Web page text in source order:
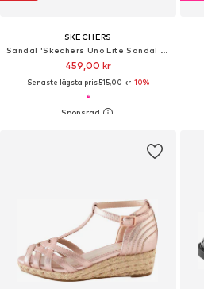
SKECHERS
Sandal 'Skechers Uno Lite Sandal - Sunny Stand'
459,00 kr
Senaste lägsta pris:515,00 kr-10%